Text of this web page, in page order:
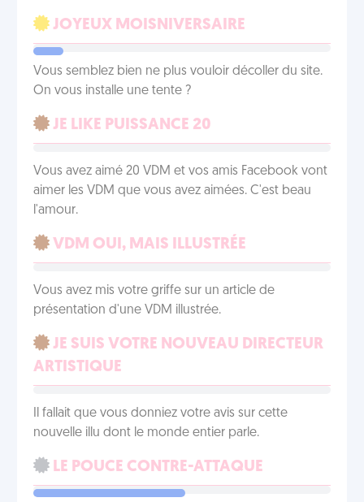
JOYEUX MOISNIVERSAIRE
Vous semblez bien ne plus vouloir décoller du site.
On vous installe une tente ?
JE LIKE PUISSANCE 20
Vous avez aimé 20 VDM et vos amis Facebook vont
aimer les VDM que vous avez aimées. C'est beau
l'amour.
VDM OUI, MAIS ILLUSTRÉE
Vous avez mis votre griffe sur un article de
présentation d'une VDM illustrée.
JE SUIS VOTRE NOUVEAU DIRECTEUR
ARTISTIQUE
Il fallait que vous donniez votre avis sur cette
nouvelle illu dont le monde entier parle.
LE POUCE CONTRE-ATTAQUE